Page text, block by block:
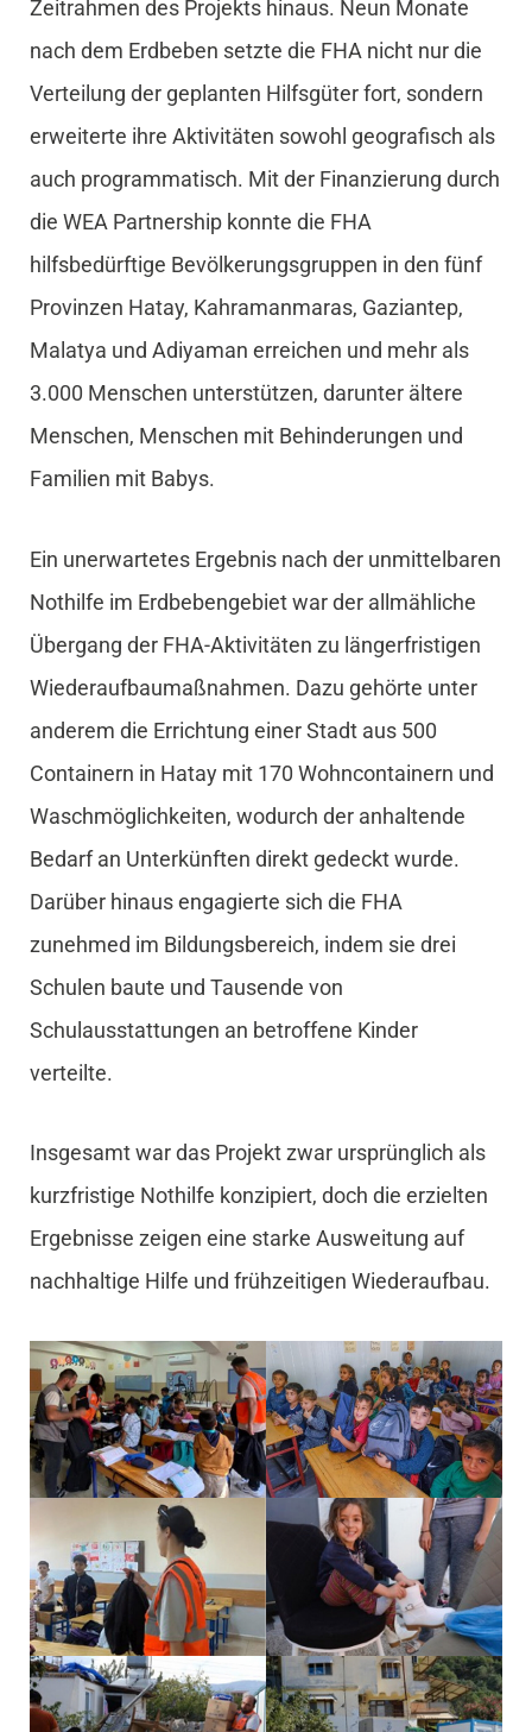
Zeitrahmen des Projekts hinaus. Neun Monate
nach dem Erdbeben setzte die FHA nicht nur die
Verteilung der geplanten Hilfsgüter fort, sondern
erweiterte ihre Aktivitäten sowohl geografisch als
auch programmatisch. Mit der Finanzierung durch
die WEA Partnership konnte die FHA
hilfsbedürftige Bevölkerungsgruppen in den fünf
Provinzen Hatay, Kahramanmaras, Gaziantep,
Malatya und Adiyaman erreichen und mehr als
3.000 Menschen unterstützen, darunter ältere
Menschen, Menschen mit Behinderungen und
Familien mit Babys.
Ein unerwartetes Ergebnis nach der unmittelbaren
Nothilfe im Erdbebengebiet war der allmähliche
Übergang der FHA-Aktivitäten zu längerfristigen
Wiederaufbaumaßnahmen. Dazu gehörte unter
anderem die Errichtung einer Stadt aus 500
Containern in Hatay mit 170 Wohncontainern und
Waschmöglichkeiten, wodurch der anhaltende
Bedarf an Unterkünften direkt gedeckt wurde.
Darüber hinaus engagierte sich die FHA
zunehmed im Bildungsbereich, indem sie drei
Schulen baute und Tausende von
Schulausstattungen an betroffene Kinder
verteilte.
Insgesamt war das Projekt zwar ursprünglich als
kurzfristige Nothilfe konzipiert, doch die erzielten
Ergebnisse zeigen eine starke Ausweitung auf
nachhaltige Hilfe und frühzeitigen Wiederaufbau.